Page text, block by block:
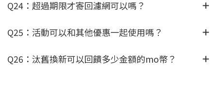
Q24：超過期限才寄回濾網可以嗎？
Q25：活動可以和其他優惠一起使用嗎？
Q26：汰舊換新可以回饋多少金額的mo幣？